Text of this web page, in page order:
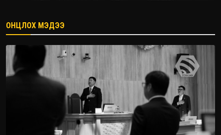
2026.08.08
ОНЦЛОХ МЭДЭЭ